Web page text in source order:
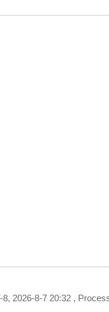
8, 2026-8-7 20:32,